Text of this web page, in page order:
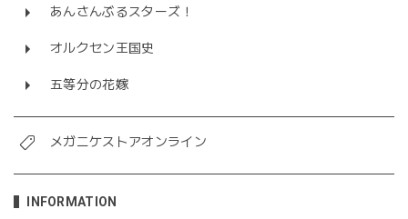
あんさんぶるスターズ！
オルクセン王国史
五等分の花嫁
メガニケストアオンライン
INFORMATION